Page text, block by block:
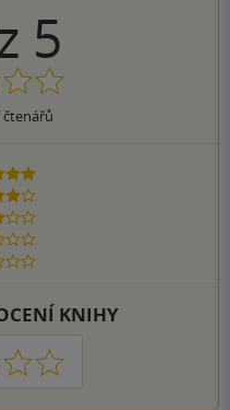
5
hvězdiček
KNIHY